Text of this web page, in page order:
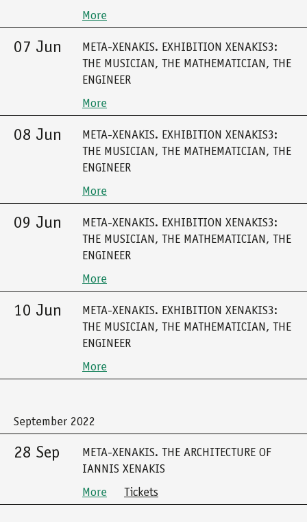
More
07 Jun
META-XENAKIS. EXHIBITION XENAKIS3:
THE MUSICIAN, THE MATHEMATICIAN, THE
ENGINEER
More
08 Jun
META-XENAKIS. EXHIBITION XENAKIS3:
THE MUSICIAN, THE MATHEMATICIAN, THE
ENGINEER
More
09 Jun
META-XENAKIS. EXHIBITION XENAKIS3:
THE MUSICIAN, THE MATHEMATICIAN, THE
ENGINEER
More
10 Jun
META-XENAKIS. EXHIBITION XENAKIS3:
THE MUSICIAN, THE MATHEMATICIAN, THE
ENGINEER
More
September 2022
28 Sep
META-XENAKIS. THE ARCHITECTURE OF
IANNIS XENAKIS
More
Tickets